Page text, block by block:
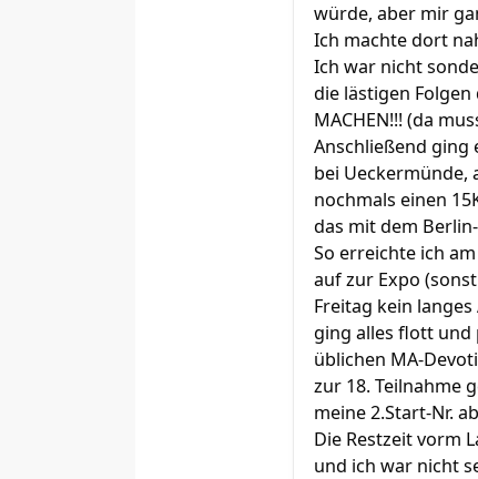
würde, aber mir
Ich machte dort
Ich war nicht
die lästigen Folgen
MACHEN!!! (da
Anschließend ging
bei Ueckermünde,
nochmals einen
das mit dem
So erreichte ich
auf zur Expo
Freitag kein
ging alles flott und
üblichen MA-
zur 18. Teilnahme
meine 2.Start-Nr.
Die Restzeit vorm
und ich war nicht